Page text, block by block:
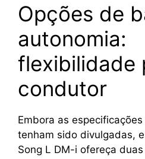
Opções de
autonomia:
flexibilidade
condutor
Embora as
tenham sido divulgadas,
Song L DM-i ofereça